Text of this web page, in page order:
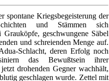
spontane Kriegsbegeisterung der
und Stämmen sich
geschwungene Säbel
und schreienden Menge auf.
Schlacht, deren Erfolg noch
das Bewußtsein ihrer
drohenden Gegner wachhält,
geschlagen wurde. Zettel mit